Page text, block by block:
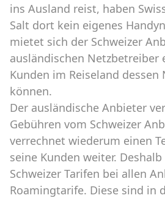
ins Ausland reist, haben
Salt dort kein eigenes
mietet sich der Schweizer
ausländischen Netzbetreiber
Kunden im Reiseland dessen
können.
Der ausländische Anbieter
Gebühren vom Schweizer
verrechnet wiederum einen
seine Kunden weiter.
Schweizer Tarifen bei allen
Roamingtarife. Diese sind in